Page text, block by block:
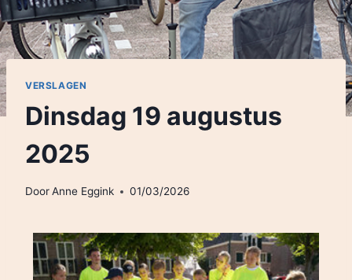
VERSLAGEN
Dinsdag 19 augustus
2025
DoorAnne Eggink 01/03/2026